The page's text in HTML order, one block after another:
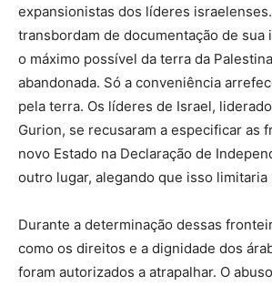
expansionistas dos líderes
transbordam de documentação de sua
o máximo possível da terra da
abandonada. Só a conveniência
pela terra. Os líderes de Israel,
Gurion, se recusaram a especificar as
novo Estado na Declaração de
outro lugar, alegando que isso limitaria
Durante a determinação dessas
como os direitos e a dignidade dos
foram autorizados a atrapalhar. O